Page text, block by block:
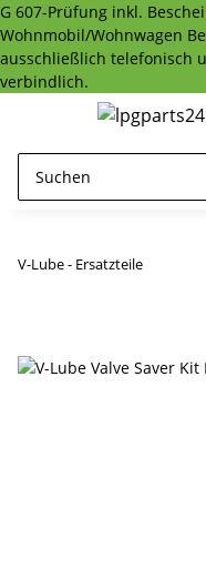
G 607-Prüfung inkl.
Wohnmobil/Wohnwagen
ausschließlich telefonisch
verbindlich.
V-Lube - Ersatzteile